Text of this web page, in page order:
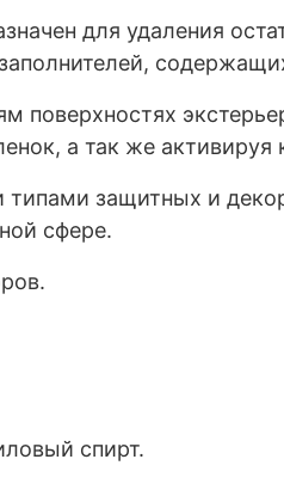
для удаления
поверхностях
а так же активируя
защитных и
сфере.
спирт.